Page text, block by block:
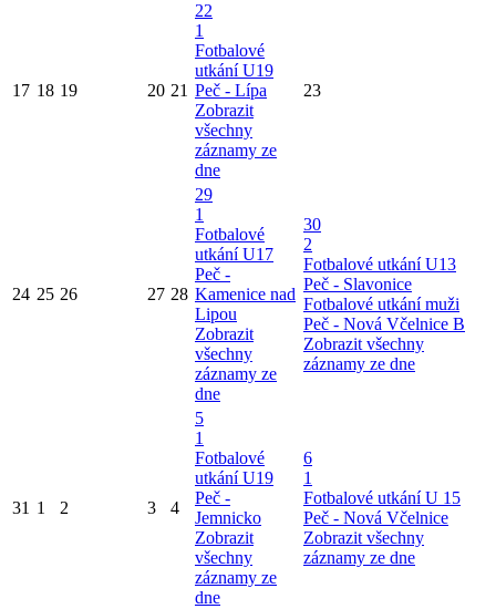
17 18 19 20 21
22
1
Fotbalové
utkání U19
Peč - Lípa
Zobrazit
všechny
záznamy ze
dne
23
24 25 26 27 28
29
1
Fotbalové
utkání U17
Peč -
Kamenice nad
Lipou
Zobrazit
všechny
záznamy ze
dne
30
2
Fotbalové utkání U13
Peč - Slavonice
Fotbalové utkání muži
Peč - Nová Včelnice B
Zobrazit všechny
záznamy ze dne
31 1 2 3 4
5
1
Fotbalové
utkání U19
Peč -
Jemnicko
Zobrazit
všechny
záznamy ze
dne
6
1
Fotbalové utkání U 15
Peč - Nová Včelnice
Zobrazit všechny
záznamy ze dne